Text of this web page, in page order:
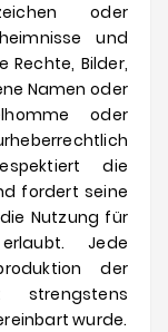
oder
und
Bilder,
Namen oder
oder
die
fordert seine
Nutzung für
Jede
der
wurde.